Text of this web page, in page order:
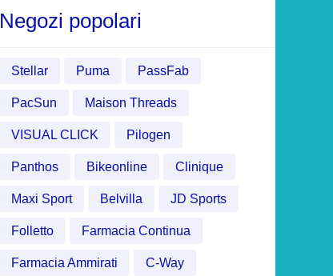
Negozi popolari
Stellar Puma PassFab
PacSun Maison Threads
VISUAL CLICK Pilogen
Panthos Bikeonline Clinique
Maxi Sport Belvilla JD Sports
Folletto Farmacia Continua
Farmacia Ammirati C-Way